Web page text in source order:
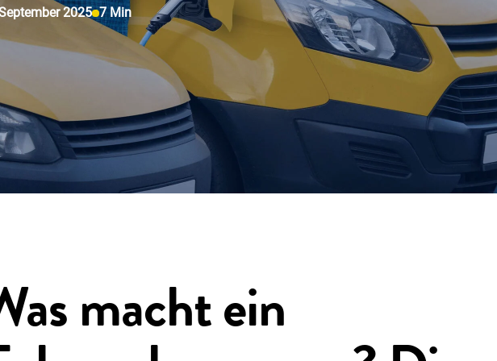
2025 7 Min
macht ein